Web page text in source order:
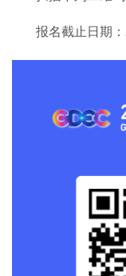
报名截止日期